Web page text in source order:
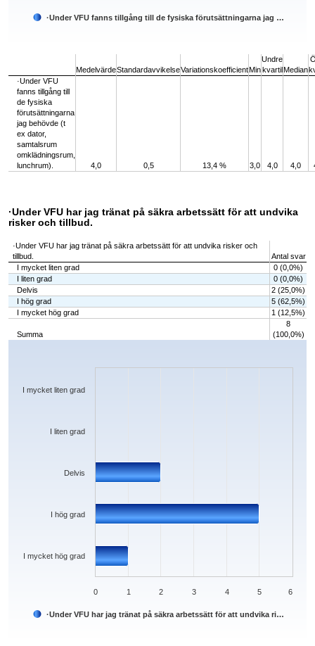
·Under VFU fanns tillgång till de fysiska förutsättningarna jag …
MedelvärdeStandardavvikelseVariationskoefficientMin
Undre
kvartilMedian
·Under VFU
fanns tillgång till
de fysiska
förutsättningarna
jag behövde (t
ex dator,
samtalsrum
omklädningsrum,
lunchrum).
4,0 0,5 13,4 % 3,0 4,0 4,0
·Under VFU har jag tränat på säkra arbetssätt för att undvika
risker och tillbud.
·Under VFU har jag tränat på säkra arbetssätt för att undvika risker och
tillbud.
Antal svar
I mycket liten grad
0 (0,0%)
I liten grad
0 (0,0%)
Delvis
2 (25,0%)
I hög grad
5 (62,5%)
I mycket hög grad
1 (12,5%)
Summa
8
(100,0%)
Chart
The chart has 1 X axis displaying categories.
·Under VFU har jag tränat på säkra arbetssätt för att undvika ri…
I mycket hög grad
I hög grad
Delvis
I liten grad
I mycket liten grad
0 1 2 3 4 5 6